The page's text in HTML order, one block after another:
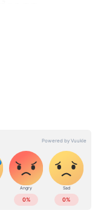
രാഹുൽ